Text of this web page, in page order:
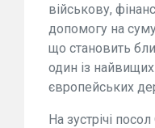
військову,
допомогу на
що становить
один із
європейських
На зустрічі